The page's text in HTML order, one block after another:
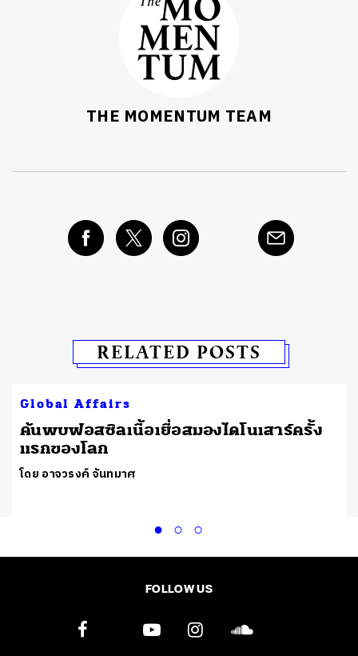
THE MOMENTUM TEAM
RELATED POSTS
Global Affairs
ค้นพบฟอสซิลเนื้อเยื่อสมองไดโนเสาร์ครั้ง
แรกของโลก
โดย อาจวรงค์ จันทมาศ
FOLLOW US